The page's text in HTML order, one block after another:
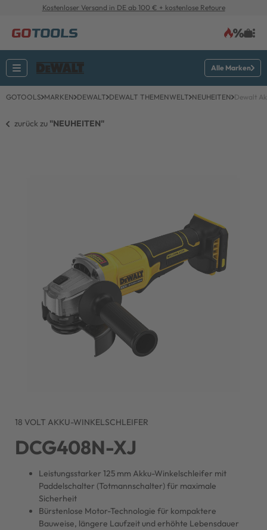
Kostenloser Versand in DE ab 100 € + kostenlose Retoure
Alle Marken
GOTOOLS MARKEN DEWALT DEWALT THEMENWELT NEUHEITEN Dewalt
zurück zu "NEUHEITEN"
18 VOLT AKKU-WINKELSCHLEIFER
DCG408N-XJ
Leistungsstarker 125 mm Akku-Winkelschleifer mit
Paddelschalter (Totmannschalter) für maximale
Sicherheit
Bürstenlose Motor-Technologie für kompaktere
Bauweise, längere Laufzeit und erhöhte Lebensdauer